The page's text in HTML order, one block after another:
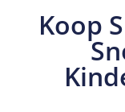
Koop